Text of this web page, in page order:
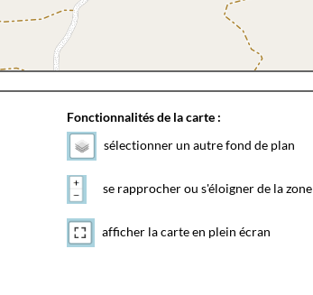
Fonctionnalités de la carte :
sélectionner un autre fond de plan
se rapprocher ou s'éloigner de la zone
afficher la carte en plein écran